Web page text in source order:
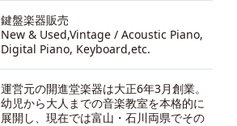
鍵盤楽器販売
New & Used,Vintage / Acoustic Piano,
Digital Piano, Keyboard,etc.
運営元の開進堂楽器は大正6年3月創業。
幼児から大人までの音楽教室を本格的に
展開し、現在では富山・石川両県でその